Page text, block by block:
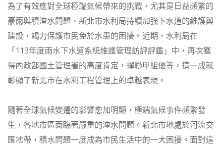
為了有效應對全球極端氣候帶來的挑戰，尤其是日益頻繁的
豪雨與積淹水問題，新北市水利局持續加強下水道的維護與
建設，竭力保護市民免於水患的困擾。近期，水利局在
「113年度雨水下水道系統維護管理訪評評鑑」中，再次獲
得內政部國土管理署的高度肯定，蟬聯甲組優等，這一成就
彰顯了新北市在水利工程管理上的卓越表現。
隨著全球氣候變遷的影響愈加明顯，極端氣候事件頻繁發
生，各地市區面臨著嚴重的淹水問題。新北市地處於河流交
匯地帶，積水問題一度成為市民生活中的一大困擾。面對這